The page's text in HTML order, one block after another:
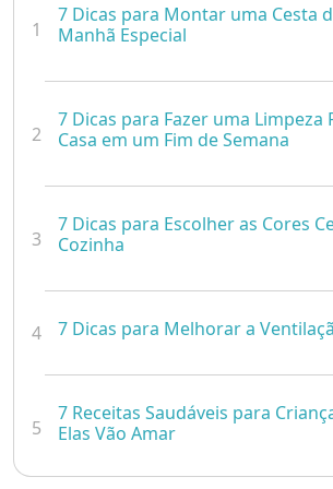
1
7 Dicas para Montar uma Cesta
Manhã Especial
2
7 Dicas para Fazer uma Limpeza
Casa em um Fim de Semana
3
7 Dicas para Escolher as Cores
Cozinha
4 7 Dicas para Melhorar a
5
7 Receitas Saudáveis para
Elas Vão Amar